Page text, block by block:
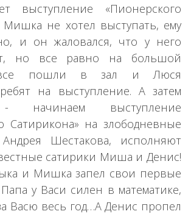
выступление «Пионерского
Мишка не хотел выступать, ему
и он жаловался, что у него
но все равно на большой
все пошли в зал и Люся
на выступление. А затем
начинаем выступление
Сатирикона» на злободневные
Шестакова, исполняют
сатирики Миша и Денис!
и Мишка запел свои первые
у Васи силен в математике,
Васю весь год…А Денис пропел